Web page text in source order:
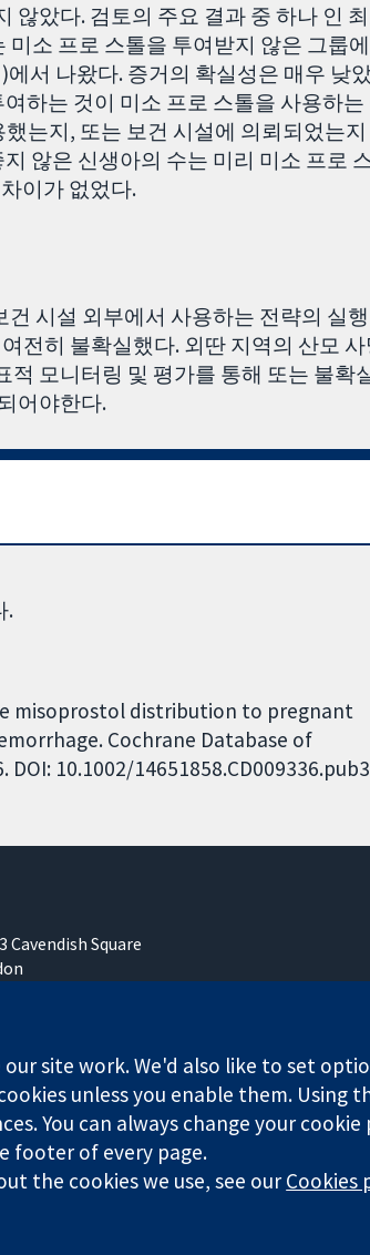
않았다. 검토의 주요 결과 중 하나 인
소 프로 스톨을 투여받지 않은 그룹
서 나왔다. 증거의 확실성은 매우 낮
하는 것이 미소 프로 스톨을 사용하는
는지, 또는 보건 시설에 의뢰되었는지
않은 신생아의 수는 미리 미소 프로
이가 없었다.
시설 외부에서 사용하는 전략의 실
전히 불확실했다. 외딴 지역의 산모
모니터링 및 평가를 통해 또는 불확
어야한다.
.
misoprostol distribution to pregnant
Cochrane Database of
DOI: 10.1002/
Cavendish Square
by guarantee (no. 03044323) registered in
our site work. We'd also like to set
unless you enable them. Using
You can always change your
footer of every page.
the cookies we use, see ourCookies